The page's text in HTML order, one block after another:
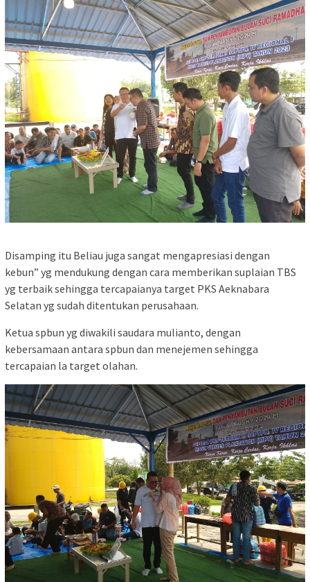
Disamping itu Beliau juga sangat mengapresiasi dengan
kebun” yg mendukung dengan cara memberikan suplaian TBS
yg terbaik sehingga tercapaianya target PKS Aeknabara
Selatan yg sudah ditentukan perusahaan.
Ketua spbun yg diwakili saudara mulianto, dengan
kebersamaan antara spbun dan menejemen sehingga
tercapaian la target olahan.